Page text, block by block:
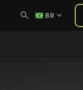
BR